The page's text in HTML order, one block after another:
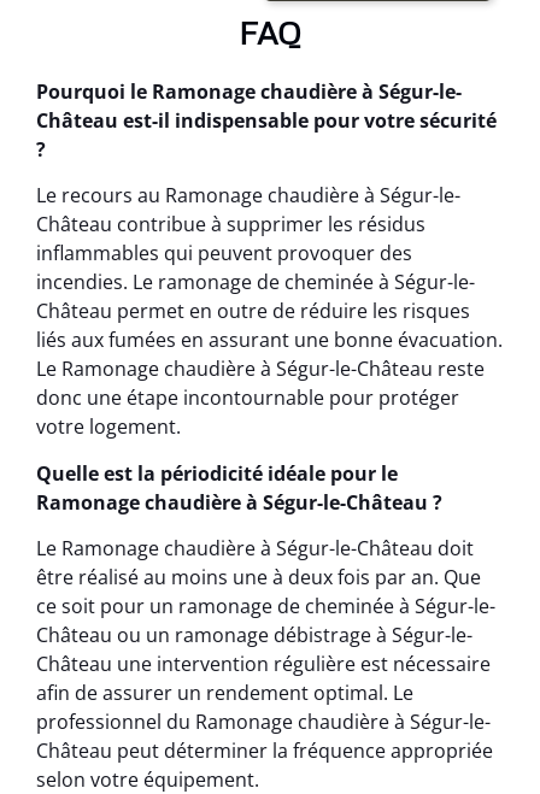
FAQ
Pourquoi le Ramonage chaudière à Ségur-le-
Château est-il indispensable pour votre sécurité
?
Le recours au Ramonage chaudière à Ségur-le-
Château contribue à supprimer les résidus
inflammables qui peuvent provoquer des
incendies. Le ramonage de cheminée à Ségur-le-
Château permet en outre de réduire les risques
liés aux fumées en assurant une bonne évacuation.
Le Ramonage chaudière à Ségur-le-Château reste
donc une étape incontournable pour protéger
votre logement.
Quelle est la périodicité idéale pour le
Ramonage chaudière à Ségur-le-Château ?
Le Ramonage chaudière à Ségur-le-Château doit
être réalisé au moins une à deux fois par an. Que
ce soit pour un ramonage de cheminée à Ségur-le-
Château ou un ramonage débistrage à Ségur-le-
Château une intervention régulière est nécessaire
afin de assurer un rendement optimal. Le
professionnel du Ramonage chaudière à Ségur-le-
Château peut déterminer la fréquence appropriée
selon votre équipement.